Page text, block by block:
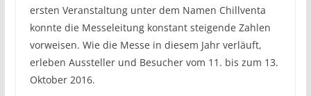
ersten Veranstaltung unter dem Namen Chillventa
konnte die Messeleitung konstant steigende Zahlen
vorweisen. Wie die Messe in diesem Jahr verläuft,
erleben Aussteller und Besucher vom 11. bis zum 13.
Oktober 2016.